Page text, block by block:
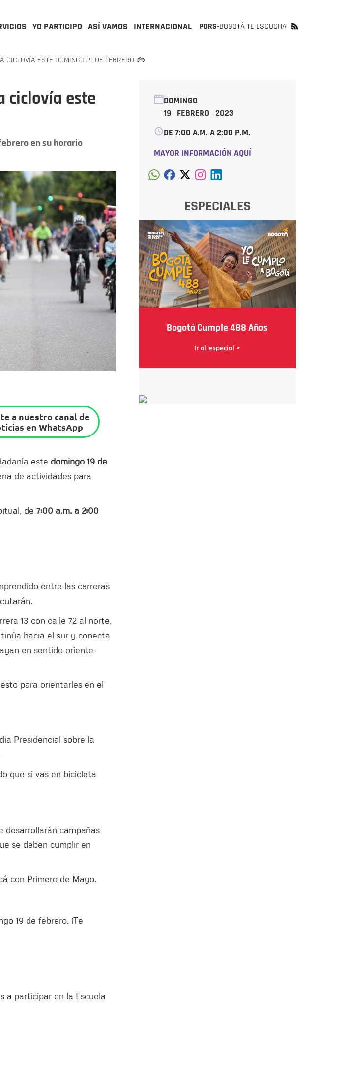
YO PARTICIPO ASÍ VAMOS INTERNACIONAL PQRS-BOGOTÁ TE ESCUCHA
CICLOVÍA ESTE DOMINGO 19 DE FEBRERO 🚲
ciclovía este
en su horario
a nuestro canal de
en WhatsApp
este domingo 19 de
de actividades para
de 7:00 a.m. a 2:00
entre las carreras
13 con calle 72 al norte,
hacia el sur y conecta
en sentido oriente-
para orientarles en el
Presidencial sobre la
que si vas en bicicleta
desarrollarán campañas
se deben cumplir en
con Primero de Mayo.
19 de febrero. ¡Te
a participar en la Escuela
DOMINGO
19 FEBRERO 2023
DE 7:00 A.M. A 2:00 P.M.
MAYOR INFORMACIÓN AQUÍ
ESPECIALES
Bogotá Cumple 488 Años
Ir al especial >